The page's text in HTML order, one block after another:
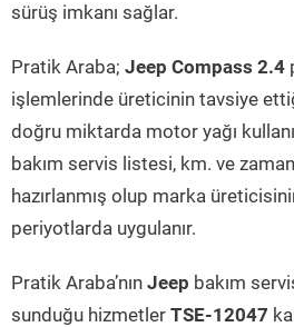
sürüş imkanı sağlar.
Pratik Araba; Jeep Compass 2.4
işlemlerinde üreticinin tavsiye
doğru miktarda motor yağı
bakım servis listesi, km. ve
hazırlanmış olup marka
periyotlarda uygulanır.
Pratik Araba’nın Jeep bakım
sunduğu hizmetler TSE-12047